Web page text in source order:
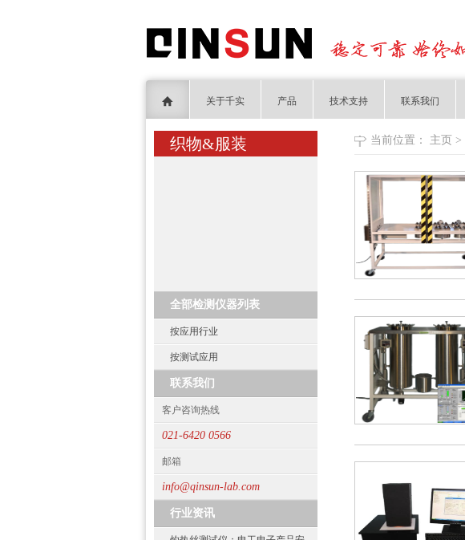
关于千实 产品 技术支持 联系我们
织物&服装
全部检测仪器列表
按应用行业
按测试应用
联系我们
客户咨询热线
021-6420 0566
邮箱
info@qinsun-lab.com
行业资讯
当前位置： 主页 >